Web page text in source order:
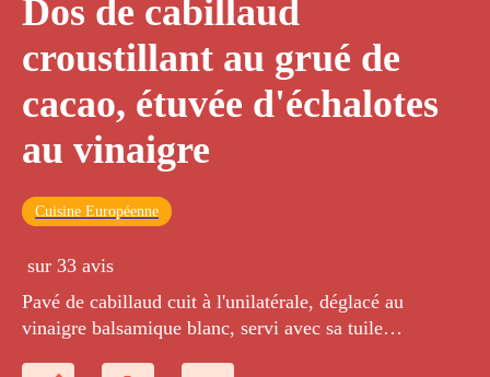
Dos de cabillaud
croustillant au grué de
cacao, étuvée d'échalotes
au vinaigre
Cuisine Européenne
sur 33 avis
Pavé de cabillaud cuit à l'unilatérale, déglacé au
vinaigre balsamique blanc, servi avec sa tuile